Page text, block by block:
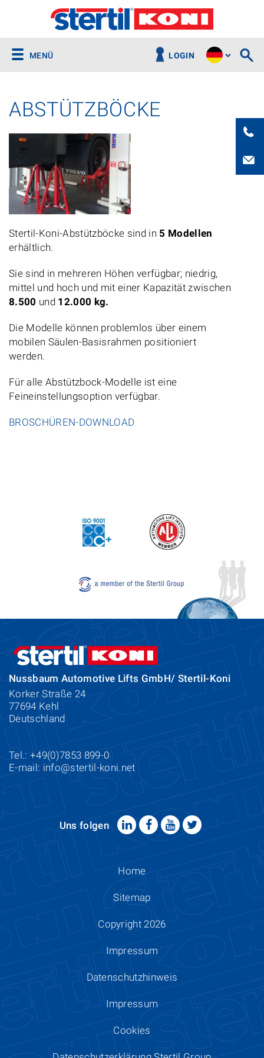
MENÜ LOGIN
ABSTÜTZBÖCKE
Stertil-Koni-Abstützböcke sind in 5 Modellen
erhältlich.
Sie sind in mehreren Höhen verfügbar; niedrig,
mittel und hoch und mit einer Kapazität zwischen
8.500 und 12.000 kg.
Die Modelle können problemlos über einem
mobilen Säulen-Basisrahmen positioniert
werden.
Für alle Abstützbock-Modelle ist eine
Feineinstellungsoption verfügbar.
BROSCHÜREN-DOWNLOAD
Nussbaum Automotive Lifts GmbH/ Stertil-Koni
Korker Straße 24
77694 Kehl
Deutschland
Tel.: +49(0)7853 899-0
E-mail: info@stertil-koni.net
Uns folgen
Home
Sitemap
Copyright 2026
Impressum
Datenschutzhinweis
Impressum
Cookies